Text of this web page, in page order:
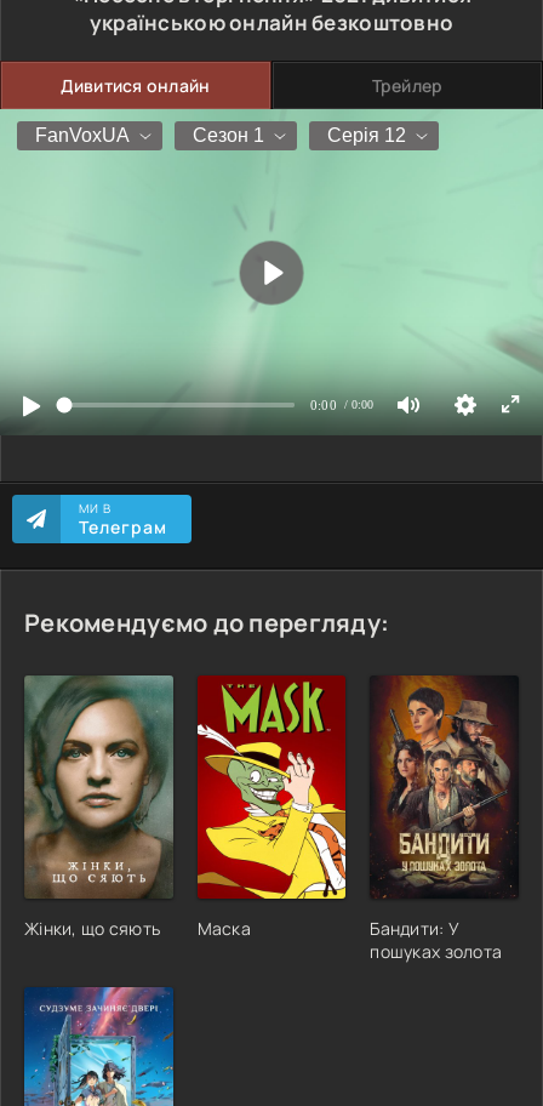
українською онлайн безкоштовно
Дивитися онлайн Трейлер
МИ В
Телеграм
Рекомендуємо до перегляду:
Жінки, що сяють Маска
Бандити: У
пошуках золота